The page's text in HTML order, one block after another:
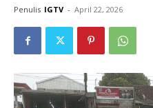
Penulis IGTV - April 22, 2026